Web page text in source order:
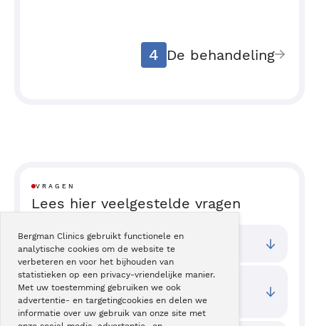
Bergman Clinics gebruikt functionele en
analytische cookies om de website te
verbeteren en voor het bijhouden van
statistieken op een privacy-vriendelijke manier.
Met uw toestemming gebruiken we ook
advertentie- en targetingcookies en delen we
informatie over uw gebruik van onze site met
4 De behandeling
VRAGEN
Lees hier veelgestelde vragen
Bij welke vestigingen kan ik terecht?
Wat zijn de toegangstijden van deze
behandeling?